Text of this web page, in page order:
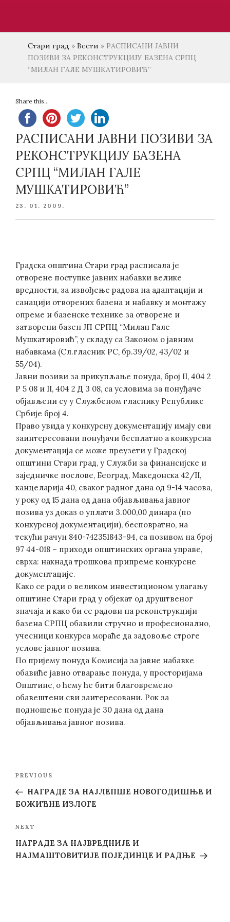
Стари град » Вести » РАСПИСАНИ ЈАВНИ
ПОЗИВИ ЗА РЕКОНСТРУКЦИЈУ БАЗЕНА СРПЦ
“МИЛАН ГАЛЕ МУШКАТИРОВИЋ”
Share this...
РАСПИСАНИ ЈАВНИ ПОЗИВИ ЗА
РЕКОНСТРУКЦИЈУ БАЗЕНА
СРПЦ “МИЛАН ГАЛЕ
МУШКАТИРОВИЋ”
POSTED
23. 01. 2009.
Градска општина Стари град расписала је
отворене поступке јавних набавки велике
вредности, за извођење радова на адаптацији и
санацији отворених базена и набавку и монтажу
опреме и базенске технике за отворене и
затворени базен ЈП СРПЦ “Милан Гале
Мушкатировић”, у складу са Законом о јавним
набавкама (Сл.гласник РС, бр.39/02, 43/02 и
55/04).
Јавни позиви за прикупљање понуда, број II, 404 2
Р 5 08 и II, 404 2 Д 3 08, са условима за понуђаче
објављени су у Службеном гласнику Републике
Србије број 4.
Право увида у конкурсну документацију имају сви
заинтересовани понуђачи бесплатно а конкурсна
документација се може преузети у Градској
општини Стари град, у Служби за финансијске и
заједничке послове, Београд, Македонска 42/II,
канцеларија 40, сваког радног дана од 9-14 часова,
у року од 15 дана од дана објављивања јавног
позива уз доказ о уплати 3.000,00 динара (по
конкурсној документацији), бесповратно, на
текући рачун 840-742351843-94, са позивом на број
97 44-018 – приходи општинских органа управе,
сврха: накнада трошкова припреме конкурсне
документације.
Како се ради о великом инвестиционом улагању
општине Стари град у објекат од друштвеног
значаја и како би се радови на реконструкцији
базена СРПЦ обавили стручно и професионално,
учесници конкурса мораће да задовоље строге
услове јавног позива.
По пријему понуда Комисија за јавне набавке
обавиће јавно отварање понуда, у просторијама
Општине, о ћему ће бити благовремено
обавештени сви заитересовани. Рок за
подношење понуда је 30 дана од дана
објављивања јавног позива.
Post
Previous
Post
PREVIOUS
НАГРАДЕ ЗА НАЈЛЕПШЕ НОВОГОДИШЊЕ И
БОЖИЋНЕ ИЗЛОГЕ
Next
Post
NEXT
НАГРАДЕ ЗА НАЈВРЕДНИЈЕ И
НАЈМАШТОВИТИЈЕ ПОЈЕДИНЦЕ И РАДЊЕ